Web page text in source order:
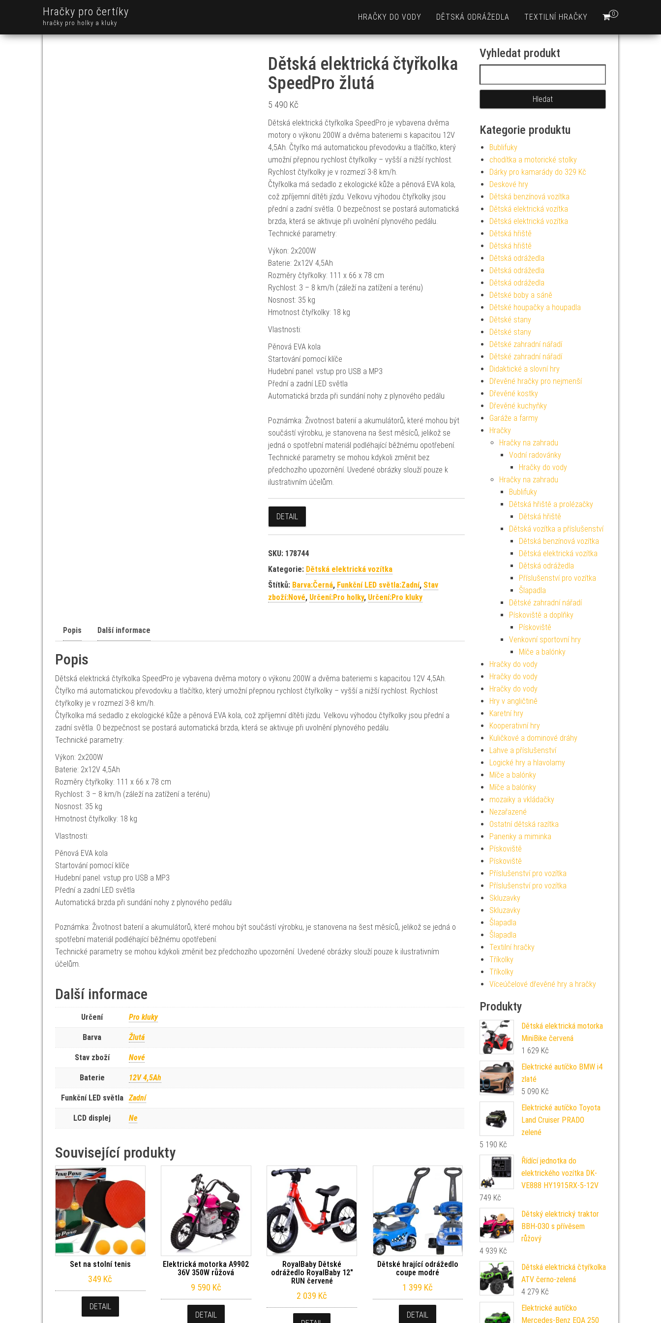
Hračky pro čertíky
hračky pro holky a kluky
0
HRAČKY DO VODY DĚTSKÁ ODRÁŽEDLA TEXTILNÍ HRAČKY
Dětská elektrická čtyřkolka
SpeedPro žlutá
5 490 Kč
Dětská elektrická čtyřkolka SpeedPro je vybavena dvěma
motory o výkonu 200W a dvěma bateriemi s kapacitou 12V
4,5Ah. Čtyřko má automatickou převodovku a tlačítko, který
umožní přepnou rychlost čtyřkolky – vyšší a nižší rychlost.
Rychlost čtyřkolky je v rozmezí 3-8 km/h.
Čtyřkolka má sedadlo z ekologické kůže a pěnová EVA kola,
což zpříjemní dítěti jízdu. Velkovu výhodou čtyřkolky jsou
přední a zadní světla. O bezpečnost se postará automatická
brzda, která se aktivuje při uvolnění plynového pedálu.
Technické parametry:
Výkon: 2x200W
Baterie: 2x12V 4,5Ah
Rozměry čtyřkolky: 111 x 66 x 78 cm
Rychlost: 3 – 8 km/h (záleží na zatížení a terénu)
Nosnost: 35 kg
Hmotnost čtyřkolky: 18 kg
Vlastnosti:
Pěnová EVA kola
Startování pomocí klíče
Hudební panel: vstup pro USB a MP3
Přední a zadní LED světla
Automatická brzda při sundání nohy z plynového pedálu
Poznámka: Životnost baterií a akumulátorů, které mohou být
součástí výrobku, je stanovena na šest měsíců, jelikož se
jedná o spotřební materiál podléhající běžnému opotřebení.
Technické parametry se mohou kdykoli změnit bez
předchozího upozornění. Uvedené obrázky slouží pouze k
ilustrativním účelům.
DETAIL
SKU: 178744
Kategorie: Dětská elektrická vozítka
Štítků: Barva:Černá, Funkční LED světla:Zadní, Stav
zboží:Nové, Určení:Pro holky, Určení:Pro kluky
Popis Další informace
Popis
Dětská elektrická čtyřkolka SpeedPro je vybavena dvěma motory o výkonu 200W a dvěma bateriemi s kapacitou 12V 4,5Ah.
Čtyřko má automatickou převodovku a tlačítko, který umožní přepnou rychlost čtyřkolky – vyšší a nižší rychlost. Rychlost
čtyřkolky je v rozmezí 3-8 km/h.
Čtyřkolka má sedadlo z ekologické kůže a pěnová EVA kola, což zpříjemní dítěti jízdu. Velkovu výhodou čtyřkolky jsou přední a
zadní světla. O bezpečnost se postará automatická brzda, která se aktivuje při uvolnění plynového pedálu.
Technické parametry:
Výkon: 2x200W
Baterie: 2x12V 4,5Ah
Rozměry čtyřkolky: 111 x 66 x 78 cm
Rychlost: 3 – 8 km/h (záleží na zatížení a terénu)
Nosnost: 35 kg
Hmotnost čtyřkolky: 18 kg
Vlastnosti:
Pěnová EVA kola
Startování pomocí klíče
Hudební panel: vstup pro USB a MP3
Přední a zadní LED světla
Automatická brzda při sundání nohy z plynového pedálu
Poznámka: Životnost baterií a akumulátorů, které mohou být součástí výrobku, je stanovena na šest měsíců, jelikož se jedná o
spotřební materiál podléhající běžnému opotřebení.
Technické parametry se mohou kdykoli změnit bez předchozího upozornění. Uvedené obrázky slouží pouze k ilustrativním
účelům.
Další informace
Určení Pro kluky
Barva Žlutá
Stav zboží Nové
Baterie 12V 4,5Ah
Funkční LED světla Zadní
LCD displej Ne
Související produkty
Set na stolní tenis
349 Kč
DETAIL
Elektrická motorka A9902
36V 350W růžová
9 590 Kč
DETAIL
RoyalBaby Dětské
odrážedlo RoyalBaby 12″
RUN červené
2 039 Kč
Dětské hrající odrážedlo
coupe modré
1 399 Kč
DETAIL
Vyhledat produkt
Kategorie produktu
Bublifuky
chodítka a motorické stolky
Dárky pro kamarády do 329 Kč
Deskové hry
Dětská benzínová vozítka
Dětská elektrická vozítka
Dětská elektrická vozítka
Dětská hřiště
Dětská hřiště
Dětská odrážedla
Dětská odrážedla
Dětská odrážedla
Dětské boby a sáně
Dětské houpačky a houpadla
Dětské stany
Dětské stany
Dětské zahradní nářadí
Dětské zahradní nářadí
Didaktické a slovní hry
Dřevěné hračky pro nejmenší
Dřevěné kostky
Dřevěné kuchyňky
Garáže a farmy
Hračky
Hračky na zahradu
Vodní radovánky
Hračky do vody
Hračky na zahradu
Bublifuky
Dětská hřiště a prolézačky
Dětská hřiště
Dětská vozítka a příslušenství
Dětská benzínová vozítka
Dětská elektrická vozítka
Dětská odrážedla
Příslušenství pro vozítka
Šlapadla
Dětské zahradní nářadí
Pískoviště a doplňky
Pískoviště
Venkovní sportovní hry
Míče a balónky
Hračky do vody
Hračky do vody
Hračky do vody
Hry v angličtině
Karetní hry
Kooperativní hry
Kuličkové a dominové dráhy
Lahve a příslušenství
Logické hry a hlavolamy
Míče a balónky
Míče a balónky
mozaiky a vkládačky
Nezařazené
Ostatní dětská razítka
Panenky a miminka
Pískoviště
Pískoviště
Příslušenství pro vozítka
Příslušenství pro vozítka
Skluzavky
Skluzavky
Šlapadla
Šlapadla
Textilní hračky
Tříkolky
Tříkolky
Víceúčelové dřevěné hry a hračky
Produkty
Dětská elektrická motorka
MiniBike červená
1 629 Kč
Elektrické autíčko BMW i4
zlaté
5 090 Kč
Elektrické autíčko Toyota
Land Cruiser PRADO
zelené
5 190 Kč
Řídící jednotka do
elektrického vozítka DK-
VE888 HY1915RX-5-12V
749 Kč
Dětský elektrický traktor
BBH-030 s přívěsem
růžový
4 939 Kč
Dětská elektrická čtyřkolka
ATV černo-zelená
4 279 Kč
Elektrické autíčko
Mercedes-Benz EQA 250